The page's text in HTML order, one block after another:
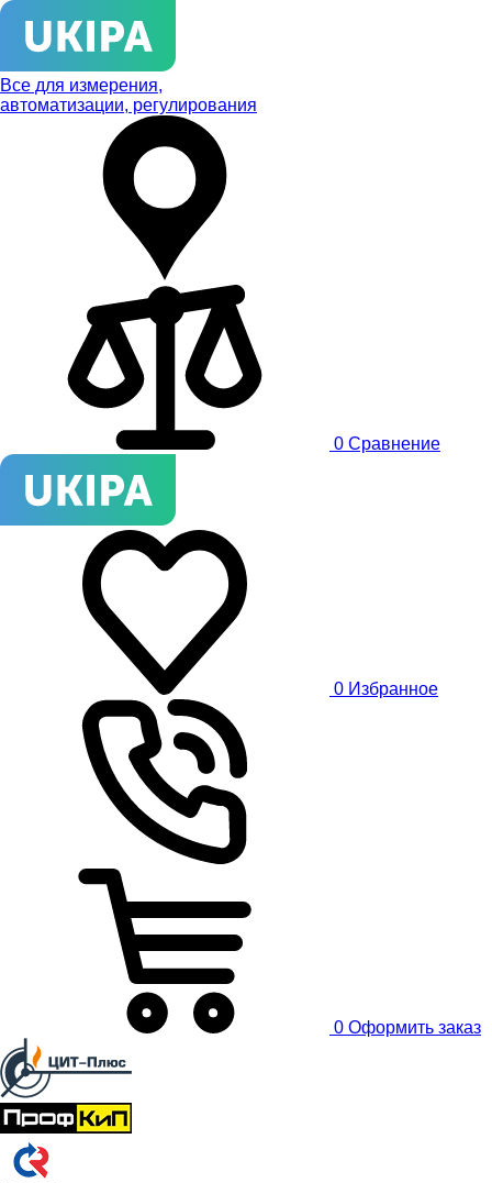
Все для измерения,
автоматизации, регулирования
0 Сравнение
0 Избранное
0 Оформить заказ